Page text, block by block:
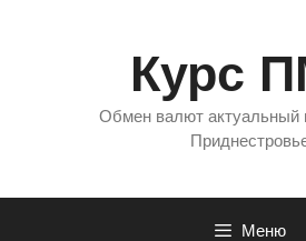
Курс
Обмен валют актуальный
Меню